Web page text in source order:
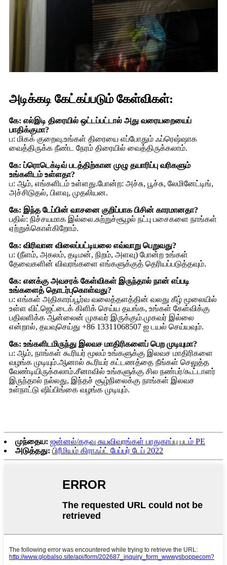
அடிக்கடி கேட்கப்படும் கேள்விகள்:
கே: எல்இடி திரையில் ஒட்டப்பட்டால் அது வரையறையைப்
பாதிக்குமா?
ப: மிகக் குறைவு.உங்கள் திரையை எப்போதும் ஃப்ரெஷ்ஷாக
வைத்திருக்க நீண்ட நேரம் திரையில் வைத்திருக்கலாம்.
கே: ப்ரொடெக்டிவ் படத்திற்கான முழு தயாரிப்பு வரிகளும்
உங்களிடம் உள்ளதா?
ப: ஆம், எங்களிடம் உள்ளது.போன்ற: அச்சு, பூச்சு, லேமினேட்டிங்,
அச்சிடுதல், பிளவு, முதலியன.
கே: இந்த டேப்பின் வாசனை குறிப்பாக பிசின் காரமானதா?
பதில்: நிச்சயமாக இல்லை.சுற்றுச்சூழல் நட்பு பசைகளை நாங்கள்
ஏற்றுக்கொள்கிறோம்.
கே: விரிவான விலைப்பட்டியலை எவ்வாறு பெறுவது?
ப: (நீளம், அகலம், தடிமன், நிறம், அளவு) போன்ற உங்கள்
தேவைகளின் விவரங்களை எங்களுக்குத் தெரியப்படுத்தவும்.
கே: எனக்கு அவசரக் கேள்விகள் இருந்தால் நான் எப்படி
உங்களைத் தொடர்புகொள்வது?
ப: எங்கள் அதிகாரப்பூர்வ வலைத்தளத்தின் வலது கீழ் மூலையில்
உள்ள விட்ஜெட்டைக் கிளிக் செய்ய தயங்க, உங்கள் கேள்விக்கு
பதிலளிக்க ஆன்லைன் முகவர் இருக்கும்.முகவர் இல்லை
என்றால், தயவுசெய்து +86 13311068507 ஐ டயல் செய்யவும்.
கே: உங்களிடமிருந்து இலவச மாதிரிகளைப் பெற முடியுமா?
ப: ஆம், நாங்கள் கூரியர் மூலம் உங்களுக்கு இலவச மாதிரிகளை
வழங்க முடியும்.ஆனால் கூரியர் கட்டணத்தை நீங்கள் செலுத்த
வேண்டியிருக்கலாம்.சீனாவில் உங்களுக்கு சில நண்பர்/கூட்டாளர்
இருந்தால் நல்லது, இந்தச் சூழ்நிலைக்கு நாங்கள் இலவச
உள்நாட்டு ஷிப்பிங்கை வழங்க முடியும்.
முந்தைய: ஜன்னல்/கதவு சுயவிவரங்கள் பாதுகாப்பு படம் PE
அடுத்தது: பிரீமியம் கிராஃப்ட் பேப்பர் டேப் 2022